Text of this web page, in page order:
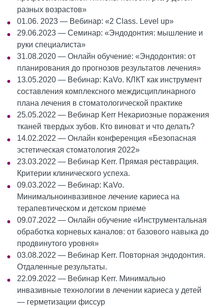
разных возрастов»
01.06. 2023 — Вебинар: «2 Class. Level up»
29.06.2023 — Семинар: «Эндодонтия: мышление и
руки специалиста»
31.08.2020 — Онлайн обучение: «Эндодонтия: от
планирования до прогнозов результатов лечения»
13.05.2020 — Вебинар: KaVo. КЛКТ как инструмент
составления комплексного междисциплинарного
плана лечения в стоматологической практике
25.05.2022 — Вебинар Kerr Некариозные поражения
тканей твердых зубов. Кто виноват и что делать?
14.02.2022 — Онлайн конференция «Безопасная
эстетическая стоматология 2022»
23.03.2022 — Вебинар Kerr. Прямая реставрация.
Критерии клинического успеха.
09.03.2022 — Вебинар: KaVo.
Минимальноинвазивное лечение кариеса на
терапевтическом и детском приеме
09.07.2022 — Онлайн обучение «Инструментальная
обработка корневых каналов: от базового навыка до
продвинутого уровня»
03.08.2022 — Вебинар Kerr. Повторная эндодонтия.
Отдаленные результаты.
22.09.2022 — Вебинар Kerr. Минимально
инвазивные технологии в лечении кариеса у детей
— герметизации фиссур